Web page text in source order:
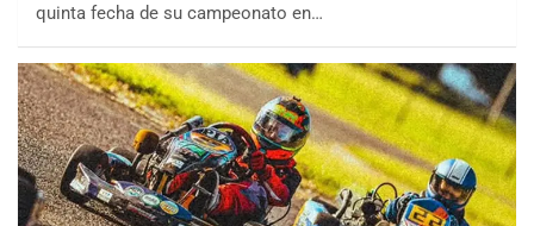
quinta fecha de su campeonato en…